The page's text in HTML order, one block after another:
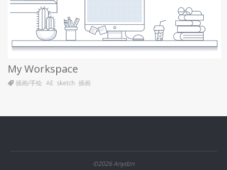
My Workspace
插画/手绘 AE sketch 插画
©2026 Anydzn